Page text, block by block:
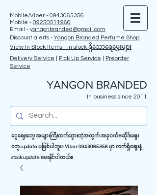
Mobile/Viber - 0943065356
Mobile - 09250511966
Email - yangonbranded@gmail.com
Discount alerts - Yangon Branded Perfume Shop
View In Stock Items - in stock ရှိသောရေမွှေးများ
Delivery Service
Pick Up Service
Preorder
Service
YANGON BRANDED
In business since 2011
ငွေဈေးတွေ အများကြီးတက်သွားတဲ့အတွက် အခုဝက်ဗဆိုဒ်ဈေး
တွေ update မဖြစ်ပါဘူး။ Viber0943065356 မှာ လက်ရှိဈေးနဲ့
stock update မေးနိုင်ပါတယ်။